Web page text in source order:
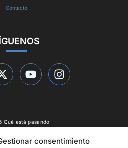
consentimiento
Contacto
Qué está pasando